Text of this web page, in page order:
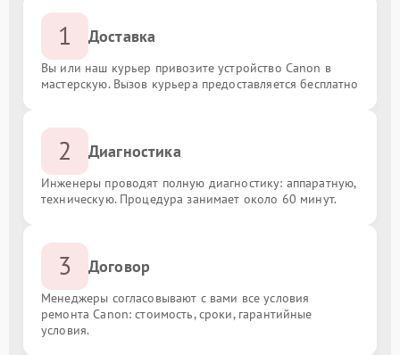
1 Доставка
Вы или наш курьер привозите устройство Canon в
мастерскую. Вызов курьера предоставляется бесплатно
2 Диагностика
Инженеры проводят полную диагностику: аппаратную,
техническую. Процедура занимает около 60 минут.
3 Договор
Менеджеры согласовывают с вами все условия
ремонта Canon: стоимость, сроки, гарантийные
условия.